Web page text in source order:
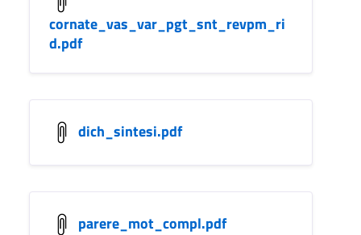
cornate_vas_var_pgt_snt_revpm_ri
d.pdf
dich_sintesi.pdf
parere_mot_compl.pdf